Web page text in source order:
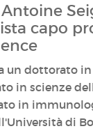
capo
un dottorato in
in scienze
in
di